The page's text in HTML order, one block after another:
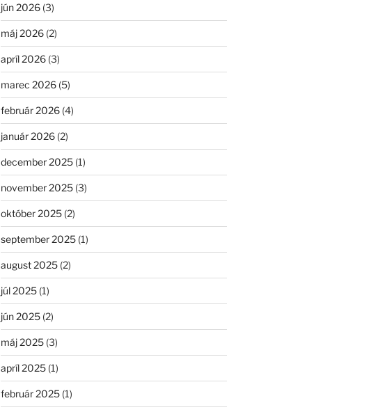
jún 2026(3)
máj 2026(2)
apríl 2026(3)
marec 2026(5)
február 2026(4)
január 2026(2)
december 2025(1)
november 2025(3)
október 2025(2)
september 2025(1)
august 2025(2)
júl 2025(1)
jún 2025(2)
máj 2025(3)
apríl 2025(1)
február 2025(1)